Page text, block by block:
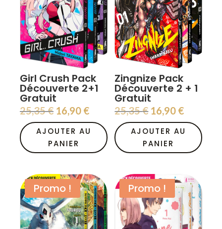
Girl Crush Pack
Découverte 2+1
Gratuit
25,35€ Le
prix
initial
était :
25,35 €.
16,90 €Le
prix
actuel
est :
16,90 €.
AJOUTER AU
PANIER
Zingnize Pack
Découverte 2 + 1
Gratuit
25,35€ Le
prix
initial
était :
25,35 €.
16,90 €Le
prix
actuel
est :
16,90 €.
AJOUTER AU
PANIER
Promo ! Promo !